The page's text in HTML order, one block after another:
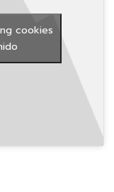
cookies